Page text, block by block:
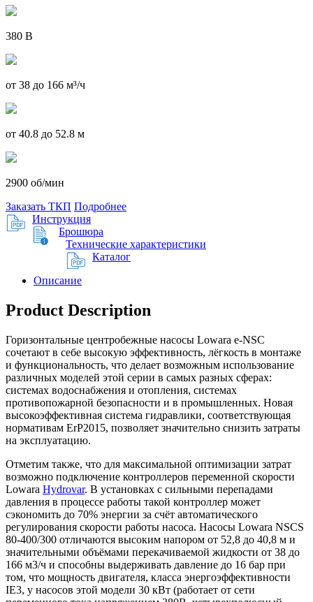
380 В
от 38 до 166 м³/ч
от 40.8 до 52.8 м
2900 об/мин
Заказать ТКП Подробнее
Инструкция
Брошюра
Технические характеристики
Каталог
Описание
Product Description
Горизонтальные центробежные насосы Lowara e-NSC
сочетают в себе высокую эффективность, лёгкость в монтаже
и функциональность, что делает возможным использование
различных моделей этой серии в самых разных сферах:
системах водоснабжения и отопления, системах
противопожарной безопасности и в промышленных. Новая
высокоэффективная система гидравлики, соответствующая
нормативам ErP2015, позволяет значительно снизить затраты
на эксплуатацию.
Отметим также, что для максимальной оптимизации затрат
возможно подключение контроллеров переменной скорости
Lowara Hydrovar. В установках с сильными перепадами
давления в процессе работы такой контроллер может
сэкономить до 70% энергии за счёт автоматического
регулирования скорости работы насоса. Насосы Lowara NSCS
80-400/300 отличаются высоким напором от 52,8 до 40,8 м и
значительными объёмами перекачиваемой жидкости от 38 до
166 м3/ч и способны выдерживать давление до 16 бар при
том, что мощность двигателя, класса энергоэффективности
IE3, у насосов этой модели 30 кВт (работает от сети